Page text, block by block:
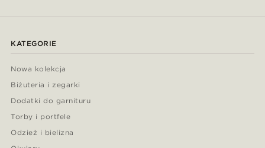
KATEGORIE
Nowa kolekcja
Biżuteria i zegarki
Dodatki do garnituru
Torby i portfele
Odzież i bielizna